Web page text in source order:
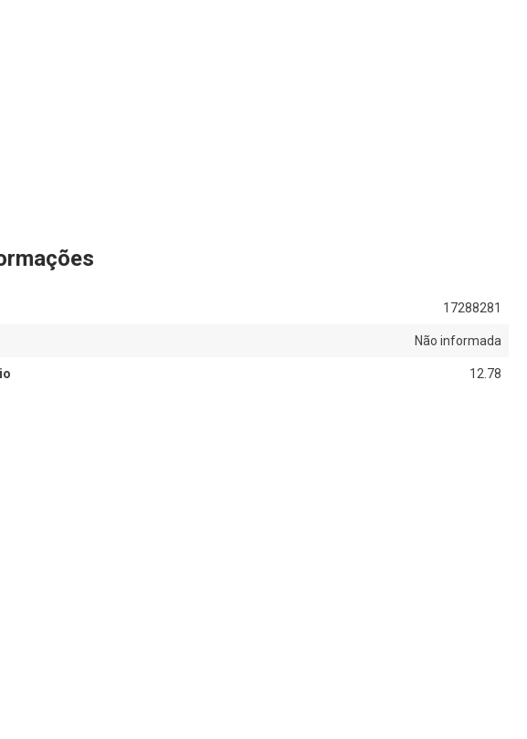
17288281
Não informada
12.78